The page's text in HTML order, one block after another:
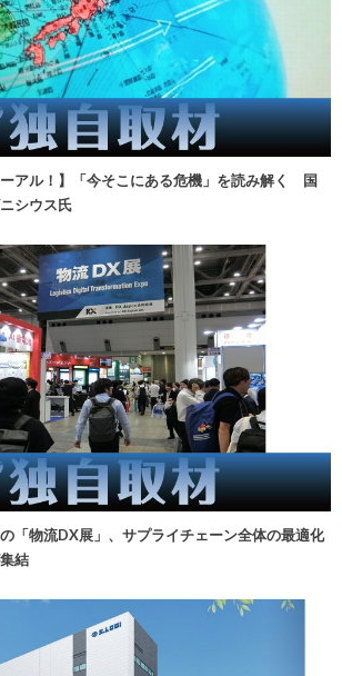
ーアル！】「今そこにある危機」を読み解く 国
シウス氏
の「物流DX展」、サプライチェーン全体の最適化
結